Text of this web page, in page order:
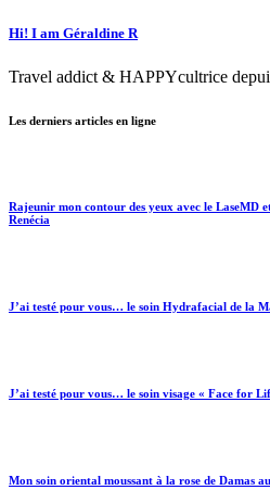
Hi! I am Géraldine R
Travel addict & HAPPYcultrice
Les derniers articles en ligne
Rajeunir mon contour des yeux avec le LaseMD
Renécia
J’ai testé pour vous… le soin Hydrafacial de la
J’ai testé pour vous… le soin visage « Face for
Mon soin oriental moussant à la rose de Damas